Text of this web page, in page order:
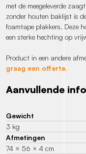
met de meegeleverde
zonder houten baklijst is
foamtape plakkers. Deze
een sterke hechting op
Product in een andere
graag een offerte.
Aanvullende
Gewicht
3 kg
Afmetingen
74 × 56 × 4 cm